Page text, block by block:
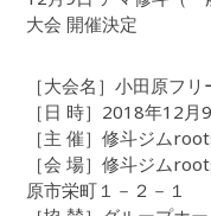
大会 開催決定
［大会名］小田原フ
［日 時］2018年12月
［主 催］修斗ジム
［会 場］修斗ジム
原市栄町１－２－１